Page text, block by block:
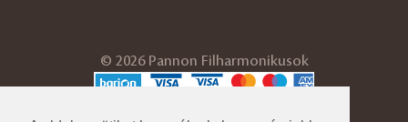
© 2026 Pannon Filharmonikusok